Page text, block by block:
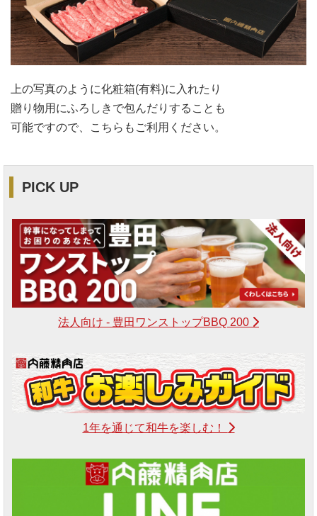
上の写真のように化粧箱(有料)に入れたり
贈り物用にふろしきで包んだりすることも
可能ですので、こちらもご利用ください。
PICK UP
法人向け - 豊田ワンストップBBQ 200
1年を通じて和牛を楽しむ！